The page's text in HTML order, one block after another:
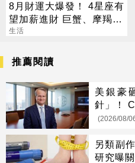
8月財運大爆發！ 4星座有
望加薪進財 巨蟹、摩羯最
有感
生活
推薦閱讀
美銀豪
針」！
(2026/08/
另類副
研究曝